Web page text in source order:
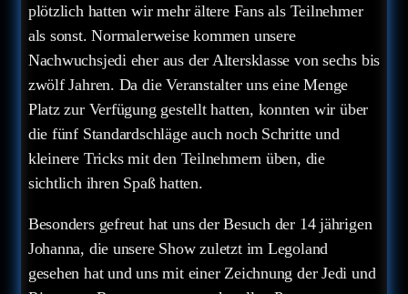
plötzlich hatten wir mehr ältere Fans als Teilnehmer
als sonst. Normalerweise kommen unsere
Nachwuchsjedi eher aus der Altersklasse von sechs bis
zwölf Jahren. Da die Veranstalter uns eine Menge
Platz zur Verfügung gestellt hatten, konnten wir über
die fünf Standardschläge auch noch Schritte und
kleinere Tricks mit den Teilnehmern üben, die
sichtlich ihren Spaß hatten.
Besonders gefreut hat uns der Besuch der 14 jährigen
Johanna, die unsere Show zuletzt im Legoland
gesehen hat und uns mit einer Zeichnung der Jedi und